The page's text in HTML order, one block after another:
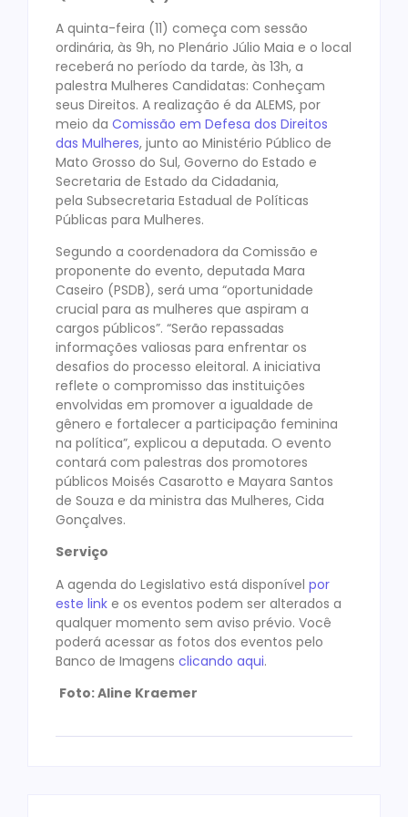
A quinta-feira (11) começa com sessão
ordinária, às 9h, no Plenário Júlio Maia e o local
receberá no período da tarde, às 13h, a
palestra Mulheres Candidatas: Conheçam
seus Direitos. A realização é da ALEMS, por
meio da Comissão em Defesa dos Direitos
das Mulheres, junto ao Ministério Público de
Mato Grosso do Sul, Governo do Estado e
Secretaria de Estado da Cidadania,
pela Subsecretaria Estadual de Políticas
Públicas para Mulheres.
Segundo a coordenadora da Comissão e
proponente do evento, deputada Mara
Caseiro (PSDB), será uma “oportunidade
crucial para as mulheres que aspiram a
cargos públicos”. “Serão repassadas
informações valiosas para enfrentar os
desafios do processo eleitoral. A iniciativa
reflete o compromisso das instituições
envolvidas em promover a igualdade de
gênero e fortalecer a participação feminina
na política”, explicou a deputada. O evento
contará com palestras dos promotores
públicos Moisés Casarotto e Mayara Santos
de Souza e da ministra das Mulheres, Cida
Gonçalves.
Serviço
A agenda do Legislativo está disponível por
este link e os eventos podem ser alterados a
qualquer momento sem aviso prévio. Você
poderá acessar as fotos dos eventos pelo
Banco de Imagens clicando aqui.
Foto: Aline Kraemer